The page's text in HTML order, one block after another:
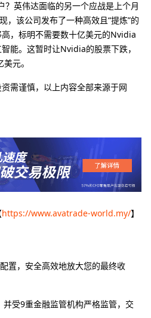
？英伟达面临的另一个应战是上个月
，该公司发布了一种高效且“提炼”的
，标明不需要数十亿美元的Nvidia
能。这暂时让Nvidia的股票下跌，
元。
资需谨慎，以上内容全部来源于网
https://www.avatrade-world.my/】
置，安全高效地放大您的最终收
受9重金融监管机构严格监管，交